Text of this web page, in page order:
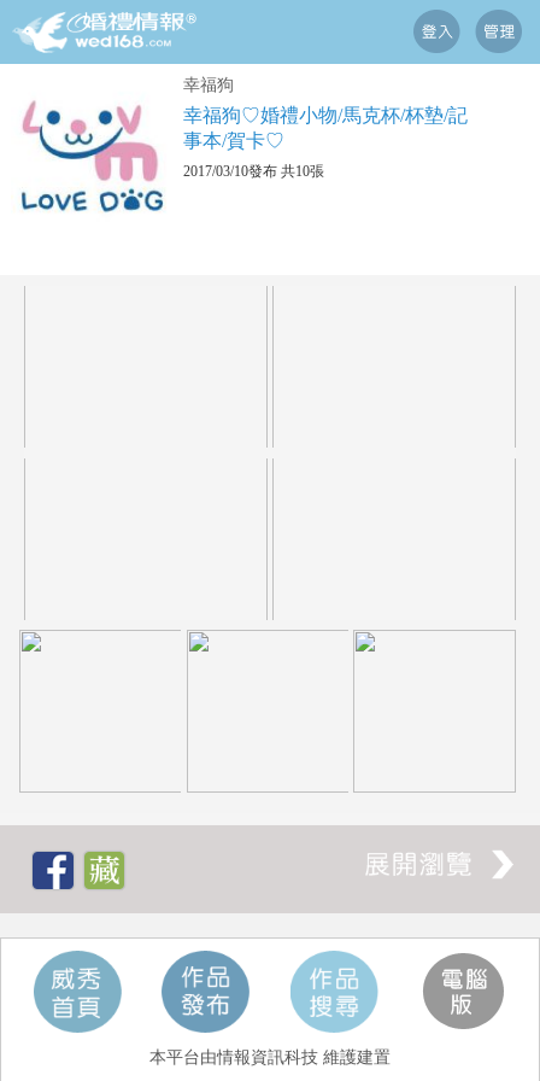
幸福狗
幸福狗♡婚禮小物/馬克杯/杯墊/記
事本/賀卡♡
2017/03/10發布 共10張
本平台由情報資訊科技 維護建置